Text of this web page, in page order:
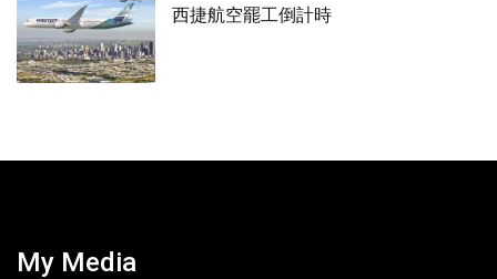
西捷航空罷工倒計時
My Media